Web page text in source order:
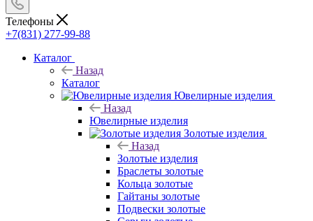
Телефоны
+7(831) 277-99-88
Каталог
Назад
Каталог
Ювелирные изделия
Назад
Ювелирные изделия
Золотые изделия
Назад
Золотые изделия
Браслеты золотые
Кольца золотые
Гайтаны золотые
Подвески золотые